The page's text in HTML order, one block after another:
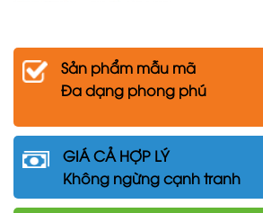
Sản phẩm mẫu mã
Đa dạng phong phú
GIÁ CẢ HỢP LÝ
Không ngừng cạnh tranh